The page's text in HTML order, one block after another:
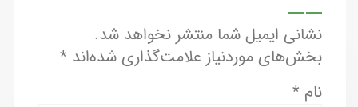
نشانی ایمیل شما منتشر نخواهد شد.
بخش‌های موردنیاز علامت‌گذاری شده‌اند *
نام *